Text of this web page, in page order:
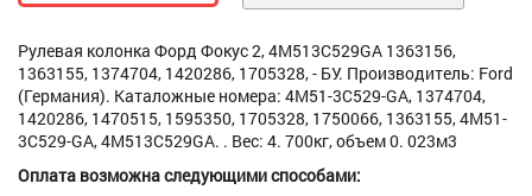
Рулевая колонка Форд Фокус 2, 4M513C529GA 1363156,
1363155, 1374704, 1420286, 1705328, - БУ. Производитель: Ford
(Германия). Каталожные номера: 4M51-3C529-GA, 1374704,
1420286, 1470515, 1595350, 1705328, 1750066, 1363155, 4M51-
3C529-GA, 4M513C529GA. . Вес: 4. 700кг, объем 0. 023м3
Оплата возможна следующими способами: